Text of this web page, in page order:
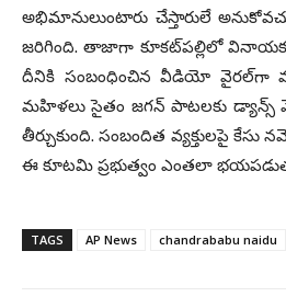
అభిమానులుంటారు చేస్తారులే
జరిగింది. తాజాగా కూకట్‌పల్లిలో
దీనికి సంబంధించిన వీడియో వైరల్‌గా
మహిళలు సైతం జగన్ పాటలకు డ్యాన్స్
తీర్చుకుంది. సంబందిత వ్యక్తులపై
ఈ కూటమి ప్రభుత్వం ఎంతలా
TAGS AP News chandrababu naidu